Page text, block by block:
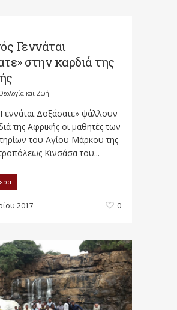
Γεννάται
στην καρδιά της
και Ζωή
Γεννάται Δοξάσατε» ψάλλουν
της Αφρικής οι μαθητές των
του Αγίου Μάρκου της
Κινσάσα του...
2017 0